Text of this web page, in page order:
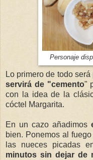
Personaje
Lo primero de todo será
servirá de "cemento"
con la idea de la
cóctel Margarita.
En un cazo añadimos
bien. Ponemos al
las nueces picadas
minutos sin dejar de